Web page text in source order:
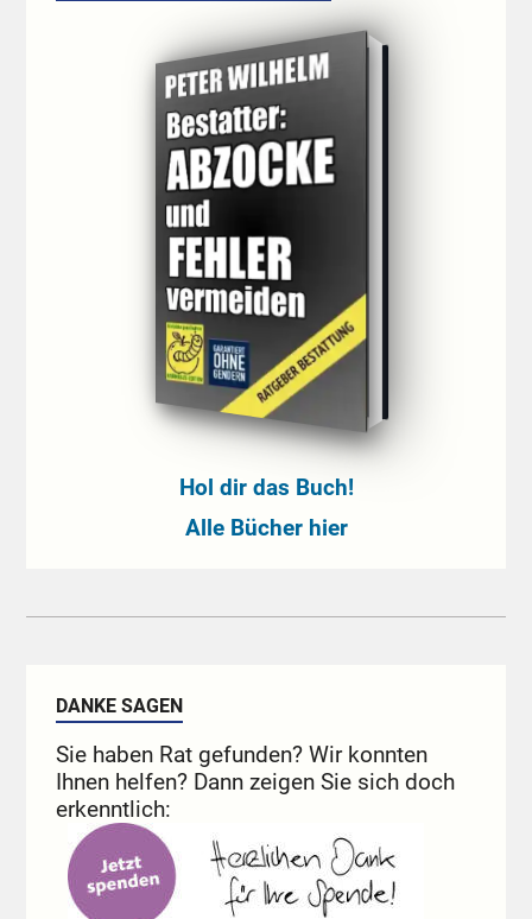
Hol dir das Buch!
Alle Bücher hier
DANKE SAGEN
Sie haben Rat gefunden? Wir konnten
Ihnen helfen? Dann zeigen Sie sich doch
erkenntlich: